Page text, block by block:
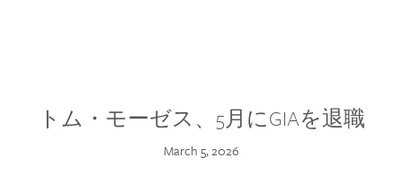
トム・モーゼス、5月にGIAを退職
March 5, 2026